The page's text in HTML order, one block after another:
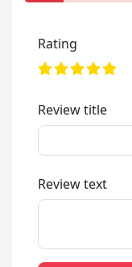
Rating
Review title
Review text